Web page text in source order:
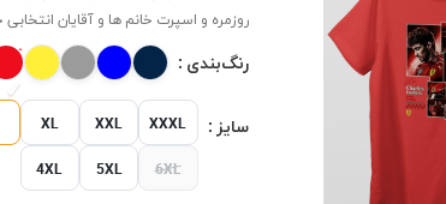
روزمره و اسپرت خانم ها و آقایان
رنگ‌بندی :
سایز : XL XXL XXXL
4XL 5XL 6XL